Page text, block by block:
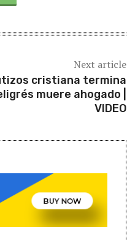
Next article
cristiana termina
muere ahogado |
VIDEO